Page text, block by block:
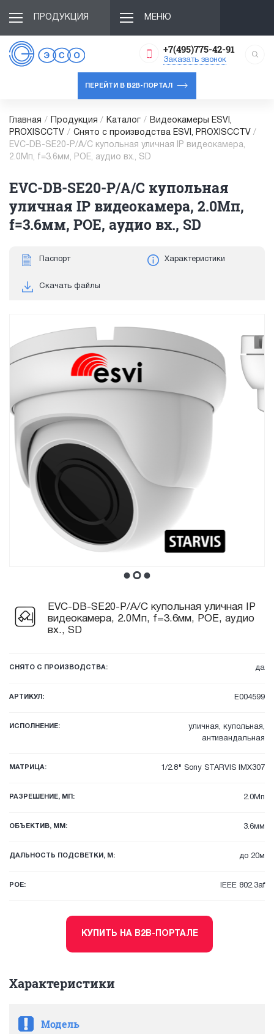
ПРОДУКЦИЯ МЕНЮ
+7(495)775-42-91
Заказать звонок
ПЕРЕЙТИ В B2B-ПОРТАЛ
Главная / Продукция / Каталог /
Видеокамеры ESVI,
PROXISCCTV / Снято с производства ESVI, PROXISCCTV /
EVC-DB-SE20-P/A/C купольная уличная IP видеокамера,
2.0Мп, f=3.6мм, POE, аудио вх., SD
EVC-DB-SE20-P/A/C купольная
уличная IP видеокамера, 2.0Мп,
f=3.6мм, POE, аудио вх., SD
Паспорт Характеристики
Скачать файлы
EVC-DB-SE20-P/A/C купольная уличная IP
видеокамера, 2.0Мп, f=3.6мм, POE, аудио
вх., SD
СНЯТО С ПРОИЗВОДСТВА: да
АРТИКУЛ: E004599
ИСПОЛНЕНИЕ:
уличная, купольная,
антивандальная
МАТРИЦА: 1/2.8" Sony STARVIS IMX307
РАЗРЕШЕНИЕ, МП: 2.0Мп
ОБЪЕКТИВ, ММ: 3.6мм
ДАЛЬНОСТЬ ПОДСВЕТКИ, М: до 20м
POE: IEEE 802.3af
КУПИТЬ НА B2B-ПОРТАЛЕ
Характеристики
Модель